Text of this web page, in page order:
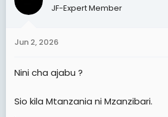
i
s
JF-Expert Member
Jun 2, 2026
Nini cha ajabu ?
Sio kila Mtanzania ni Mzanzibari.